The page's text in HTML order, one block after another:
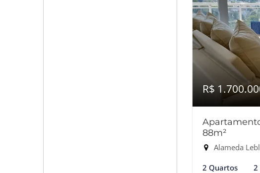
R$
88m²
Alameda
2 Quartos 2